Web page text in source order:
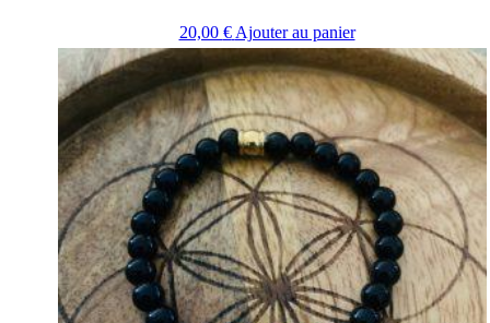
20,00 € Ajouter au panier